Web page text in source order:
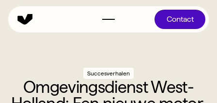
Succesverhalen
Omgevingsdienst West-
Contact